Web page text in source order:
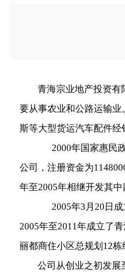
青海宗业地产投资有
要从事农业和公路运输
斯等大型货运汽车配件经
2000年国家惠民政
公司，注册资金为
年至2005年相继开发其
2005年3月20日成
2005年至2011年成立了
丽都商住小区总规划12栋
公司从创业之初发展